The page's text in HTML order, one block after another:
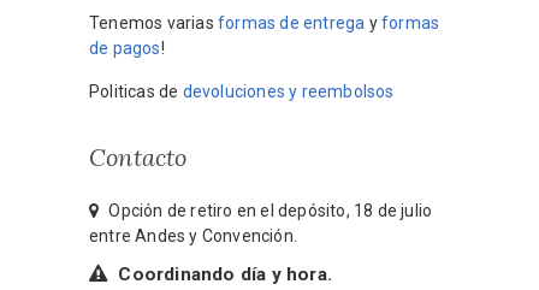
Tenemos varias formas de entrega yformas
de pagos!
Politicas de devoluciones y reembolsos
Contacto
Opción de retiro en el depósito, 18 de julio
entre Andes y Convención.
Coordinando día y hora.